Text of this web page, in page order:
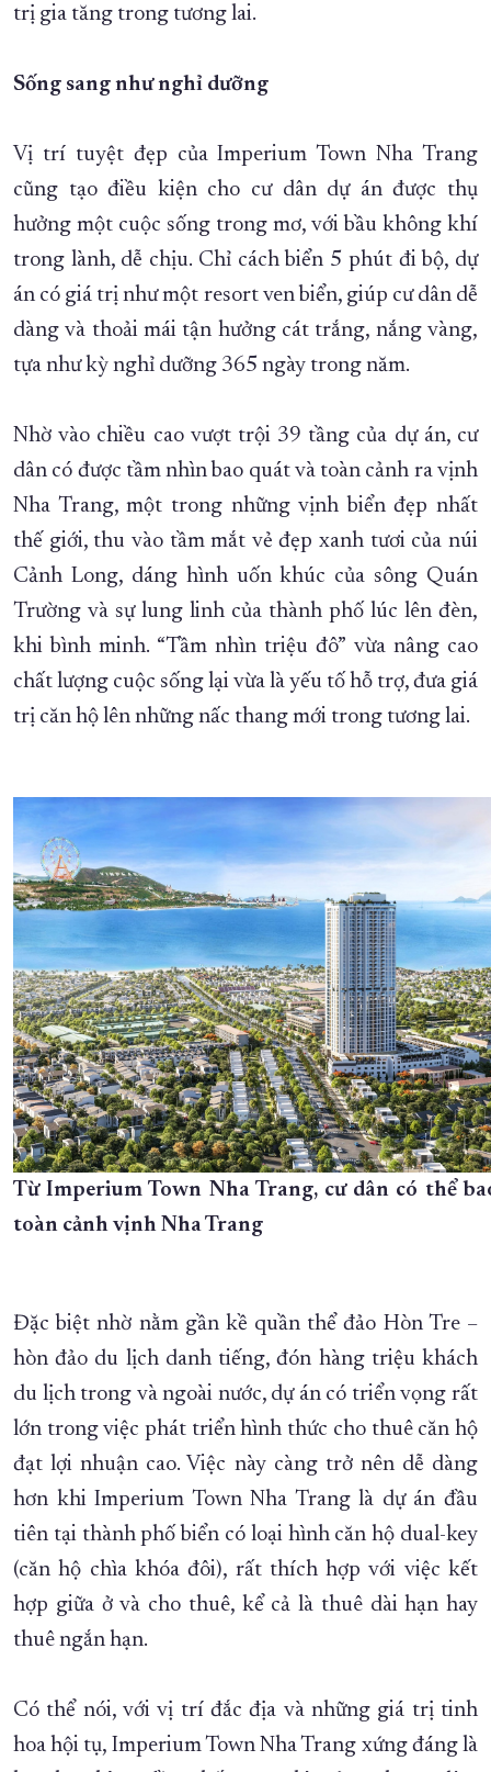
trị gia tăng trong tương lai.
Sống sang như nghỉ dưỡng
Vị trí tuyệt đẹp của Imperium Town Nha Trang
cũng tạo điều kiện cho cư dân dự án được thụ
hưởng một cuộc sống trong mơ, với bầu không khí
trong lành, dễ chịu. Chỉ cách biển 5 phút đi bộ, dự
án có giá trị như một resort ven biển, giúp cư dân dễ
dàng và thoải mái tận hưởng cát trắng, nắng vàng,
tựa như kỳ nghỉ dưỡng 365 ngày trong năm.
Nhờ vào chiều cao vượt trội 39 tầng của dự án, cư
dân có được tầm nhìn bao quát và toàn cảnh ra vịnh
Nha Trang, một trong những vịnh biển đẹp nhất
thế giới, thu vào tầm mắt vẻ đẹp xanh tươi của núi
Cảnh Long, dáng hình uốn khúc của sông Quán
Trường và sự lung linh của thành phố lúc lên đèn,
khi bình minh. “Tầm nhìn triệu đô” vừa nâng cao
chất lượng cuộc sống lại vừa là yếu tố hỗ trợ, đưa giá
trị căn hộ lên những nấc thang mới trong tương lai.
Từ Imperium Town Nha Trang, cư dân có thể
toàn cảnh vịnh Nha Trang
Đặc biệt nhờ nằm gần kề quần thể đảo Hòn Tre –
hòn đảo du lịch danh tiếng, đón hàng triệu khách
du lịch trong và ngoài nước, dự án có triển vọng rất
lớn trong việc phát triển hình thức cho thuê căn hộ
đạt lợi nhuận cao. Việc này càng trở nên dễ dàng
hơn khi Imperium Town Nha Trang là dự án đầu
tiên tại thành phố biển có loại hình căn hộ dual-key
(căn hộ chìa khóa đôi), rất thích hợp với việc kết
hợp giữa ở và cho thuê, kể cả là thuê dài hạn hay
thuê ngắn hạn.
Có thể nói, với vị trí đắc địa và những giá trị tinh
hoa hội tụ, Imperium Town Nha Trang xứng đáng là